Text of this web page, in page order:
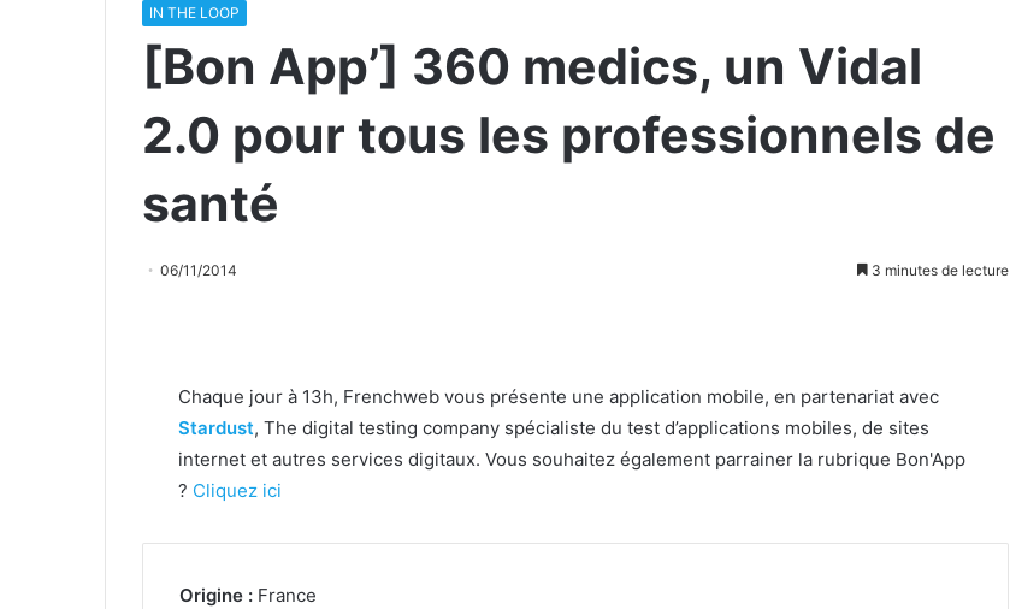
IN THE LOOP
[Bon App’] 360 medics, un Vidal
2.0 pour tous les professionnels de
santé
06/11/2014 3 minutes de lecture
Chaque jour à 13h, Frenchweb vous présente une application mobile, en partenariat avec
Stardust, The digital testing company spécialiste du test d’applications mobiles, de sites
internet et autres services digitaux. Vous souhaitez également parrainer la rubrique Bon'App
? Cliquez ici
Origine : France